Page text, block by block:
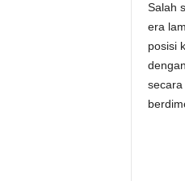
Salah
era
posisi